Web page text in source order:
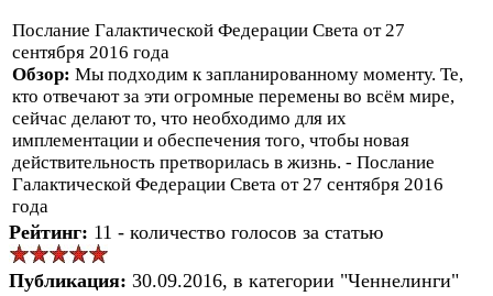
Послание Галактической Федерации Света от 27
сентября 2016 года
Обзор: Мы подходим к запланированному моменту. Те,
кто отвечают за эти огромные перемены во всём мире,
сейчас делают то, что необходимо для их
имплементации и обеспечения того, чтобы новая
действительность претворилась в жизнь. - Послание
Галактической Федерации Света от 27 сентября 2016
года
Рейтинг: 11 - количество голосов за статью
Публикация: 30.09.2016, в категории "Ченнелинги"